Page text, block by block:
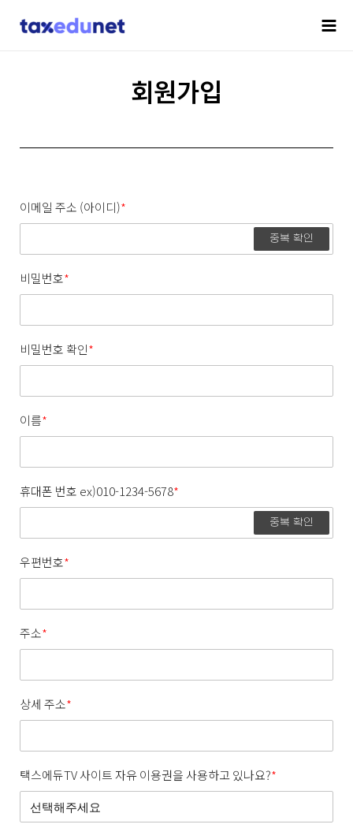
회원가입
이메일 주소 (아이디)*
중복 확인
비밀번호*
비밀번호 확인*
이름*
휴대폰 번호 ex)010-1234-5678*
중복 확인
우편번호*
주소*
상세 주소*
택스에듀TV 사이트 자유 이용권을 사용하고 있나요?*